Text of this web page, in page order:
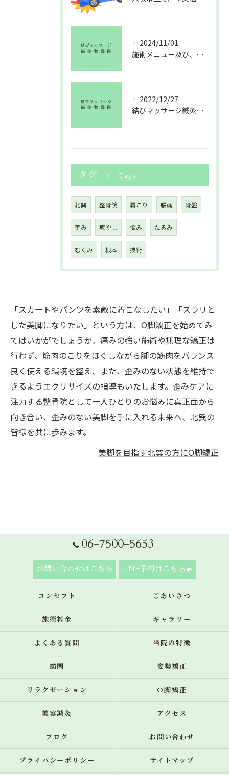
2024/11/01
施術メニュー及び、料金改定のお知らせ
2022/12/27
結びマッサージ鍼灸整骨院より年末のご挨拶
タグ Tags
北巽 整骨院 肩こり 腰痛 骨盤
歪み 癒やし 悩み たるみ
むくみ 根本 技術
「スカートやパンツを素敵に着こなしたい」「スラリと
した美脚になりたい」という方は、O脚矯正を始めてみ
てはいかがでしょうか。痛みの強い施術や無理な矯正は
行わず、筋肉のこりをほぐしながら脚の筋肉をバランス
良く使える環境を整え、また、歪みのない状態を維持で
きるようエクササイズの指導もいたします。歪みケアに
注力する整骨院として一人ひとりのお悩みに真正面から
向き合い、歪みのない美脚を手に入れる未来へ、北巽の
皆様を共に歩みます。
美脚を目指す北巽の方にO脚矯正
06-7500-5653
お問い合わせはこちら LINE予約はこちら
コンセプト ごあいさつ
施術料金 ギャラリー
よくある質問 当院の特徴
訪問 姿勢矯正
リラクゼーション O脚矯正
美容鍼灸 アクセス
ブログ お問い合わせ
プライバシーポリシー サイトマップ